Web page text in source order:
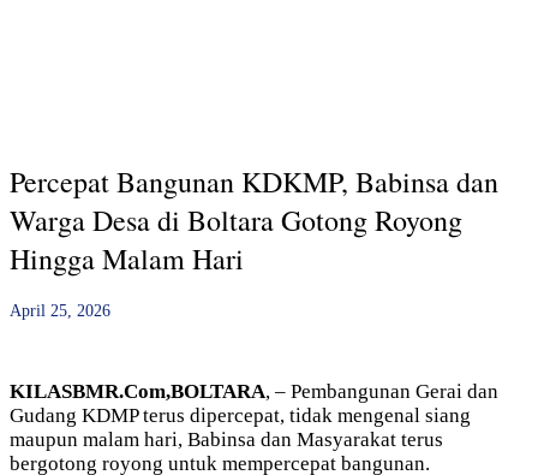
Percepat Bangunan KDKMP, Babinsa dan
Warga Desa di Boltara Gotong Royong
Hingga Malam Hari
April 25, 2026
KILASBMR.Com,BOLTARA, – Pembangunan Gerai dan
Gudang KDMP terus dipercepat, tidak mengenal siang
maupun malam hari, Babinsa dan Masyarakat terus
bergotong royong untuk mempercepat bangunan.